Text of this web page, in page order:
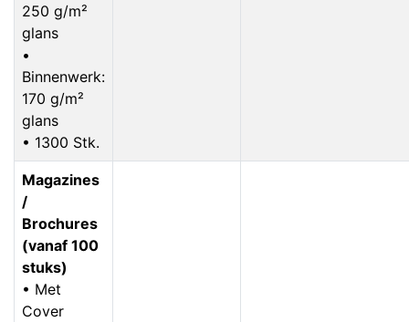
250 g/m²
glans
•
Binnenwerk:
170 g/m²
glans
• 1300 Stk.
Magazines
/
Brochures
(vanaf 100
stuks)
• Met
Cover